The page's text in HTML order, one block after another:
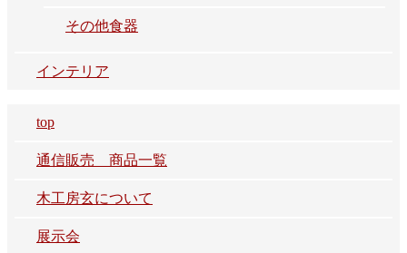
その他食器
インテリア
top
通信販売 商品一覧
木工房玄について
展示会